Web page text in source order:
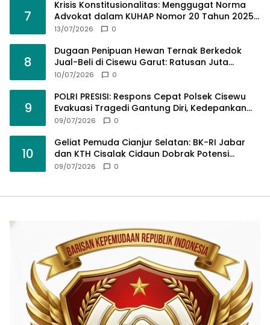
7
Krisis Konstitusionalitas: Menggugat Norma
Advokat dalam KUHAP Nomor 20 Tahun 2025
demi Keadilan yang Bermartabat
13/07/2026 0
8
Dugaan Penipuan Hewan Ternak Berkedok
Jual-Beli di Cisewu Garut: Ratusan Juta
Rupiah Raib, BK-RI Desak Polda Jabar Turun
10/07/2026 0
9
POLRI PRESISI: Respons Cepat Polsek Cisewu
Evakuasi Tragedi Gantung Diri, Kedepankan
Pendekatan Spiritual dan Hukum Demi Jaga
09/07/2026 0
10
Geliat Pemuda Cianjur Selatan: BK-RI Jabar
dan KTH Cisalak Cidaun Dobrak Potensi
Wisata Berbasis Regulasi
09/07/2026 0